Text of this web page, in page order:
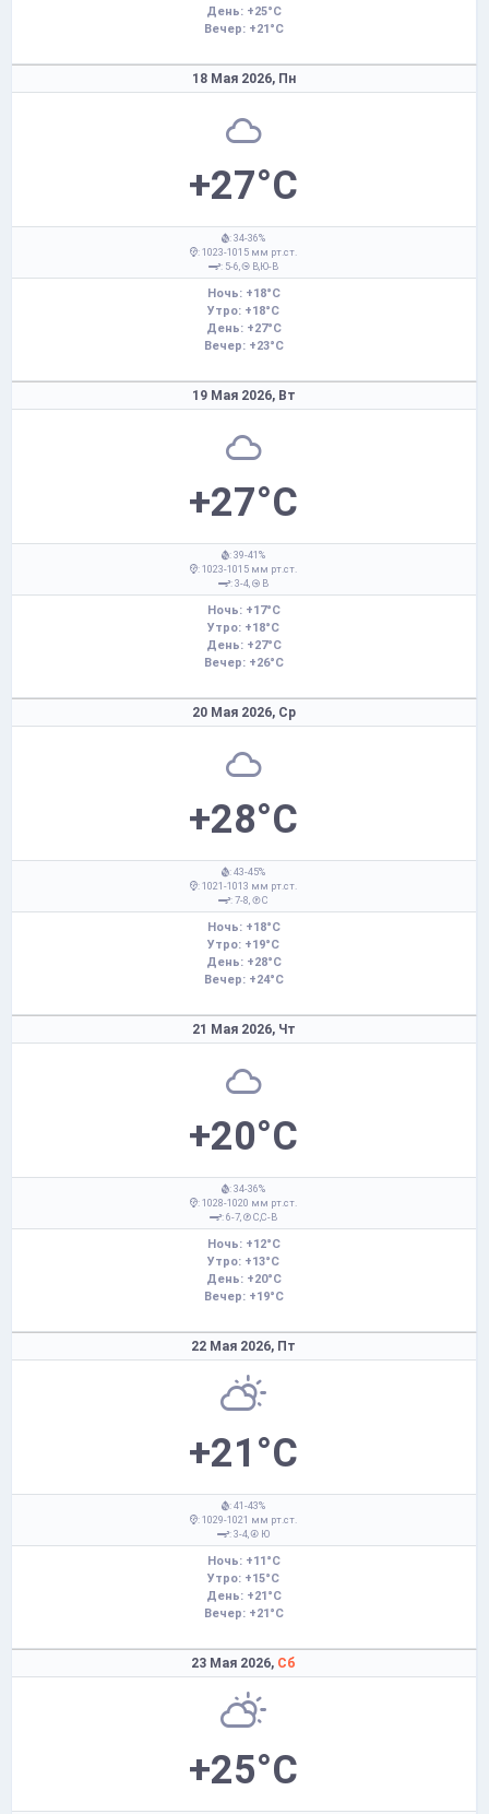
День: +25°C
Вечер: +21°C
18 Мая 2026, Пн
+27°C
: 34-36%
: 1023-1015 мм рт.ст.
: 5-6,
В,Ю-В
Ночь: +18°C
Утро: +18°C
День: +27°C
Вечер: +23°C
19 Мая 2026, Вт
+27°C
: 39-41%
: 1023-1015 мм рт.ст.
: 3-4,
В
Ночь: +17°C
Утро: +18°C
День: +27°C
Вечер: +26°C
20 Мая 2026, Ср
+28°C
: 43-45%
: 1021-1013 мм рт.ст.
: 7-8,
С
Ночь: +18°C
Утро: +19°C
День: +28°C
Вечер: +24°C
21 Мая 2026, Чт
+20°C
: 34-36%
: 1028-1020 мм рт.ст.
: 6-7,
С,С-В
Ночь: +12°C
Утро: +13°C
День: +20°C
Вечер: +19°C
22 Мая 2026, Пт
+21°C
: 41-43%
: 1029-1021 мм рт.ст.
: 3-4,
Ю
Ночь: +11°C
Утро: +15°C
День: +21°C
Вечер: +21°C
23 Мая 2026, Сб
+25°C